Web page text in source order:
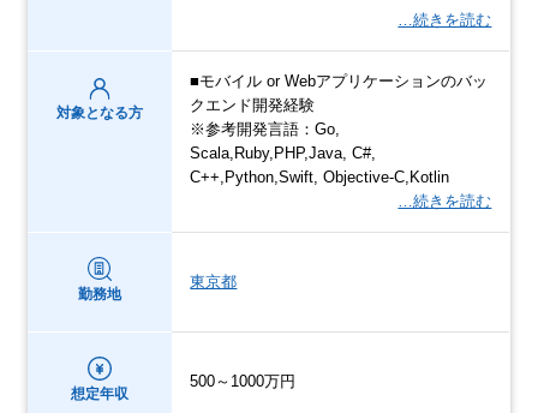
…続きを読む
対象となる方
■モバイル or Webアプリケーションのバッ
クエンド開発経験
※参考開発言語：Go,
Scala,Ruby,PHP,Java, C#,
C++,Python,Swift, Objective-C,Kotlin
…続きを読む
勤務地
東京都
想定年収
500～1000万円